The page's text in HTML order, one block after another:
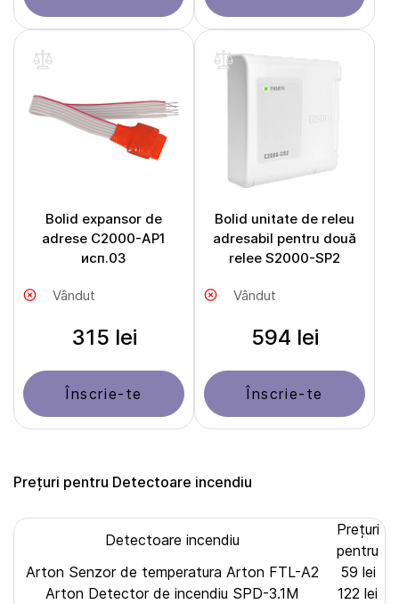
Bolid expansor de
adrese С2000-АР1
исп.03
Vândut
315 lei
Înscrie-te
Bolid unitate de releu
adresabil pentru două
relee S2000-SP2
Vândut
594 lei
Înscrie-te
Prețuri pentru Detectoare incendiu
Detectoare incendiu
Prețuri
pentru
Arton Senzor de temperatura Arton FTL-A2
59 lei
Arton Detector de incendiu SPD-3.1M
122 lei